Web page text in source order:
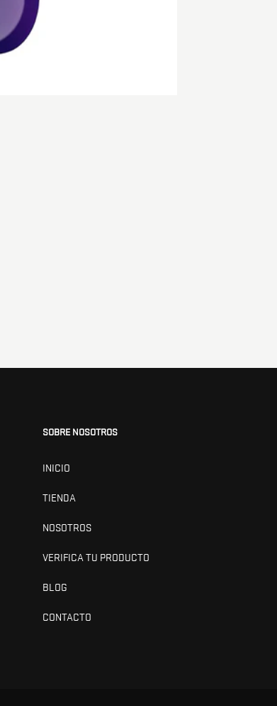
SOBRE NOSOTROS
INICIO
TIENDA
NOSOTROS
VERIFICA TU PRODUCTO
BLOG
CONTACTO